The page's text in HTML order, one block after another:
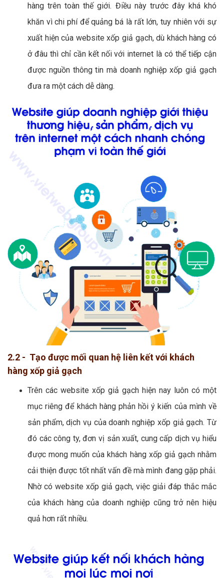
hàng trên toàn thế giới. Điều này trước đây khá khó
khăn vì chi phí để quảng bá là rất lớn, tuy nhiên với sự
xuất hiện của website xốp giả gạch, dù khách hàng có
ở đâu thì chỉ cần kết nối với internet là có thể tiếp cận
được nguồn thông tin mà doanh nghiệp xốp giả gạch
đưa ra một cách dễ dàng.
2.2 - Tạo được mối quan hệ liên kết với khách
hàng xốp giả gạch
Trên các website xốp giả gạch hiện nay luôn có một
mục riêng để khách hàng phản hồi ý kiến của mình về
sản phẩm, dịch vụ của doanh nghiệp xốp giả gạch. Từ
đó các công ty, đơn vị sản xuất, cung cấp dịch vụ hiểu
được mong muốn của khách hàng xốp giả gạch nhằm
cải thiện được tốt nhất vấn đề mà mình đang gặp phải.
Nhờ có website xốp giả gạch, việc giải đáp thắc mắc
của khách hàng của doanh nghiệp cũng trở nên hiệu
quả hơn rất nhiều.